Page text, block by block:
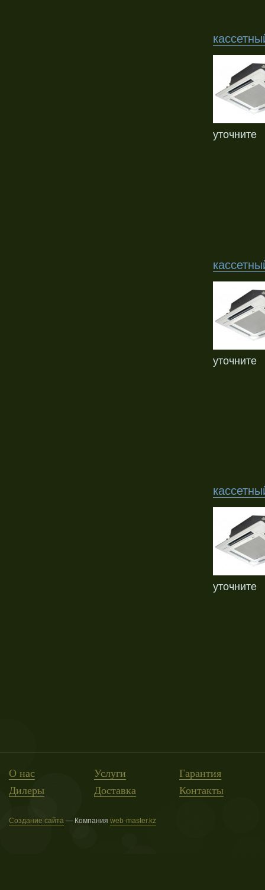
уточните
уточните
уточните
О нас Услуги
Гарантия
Дилеры
Доставка Контакты
Создание сайта — Компания web-master.kz